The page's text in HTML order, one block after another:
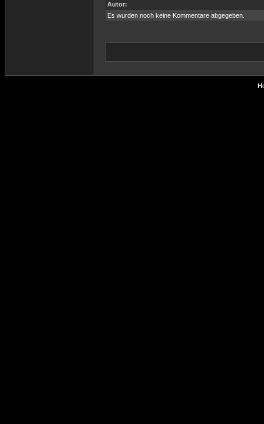
Autor:
Es wurden noch keine Kommentare abgegeben.